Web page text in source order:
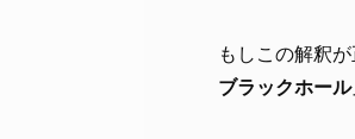
もしこの解釈
ブラックホー